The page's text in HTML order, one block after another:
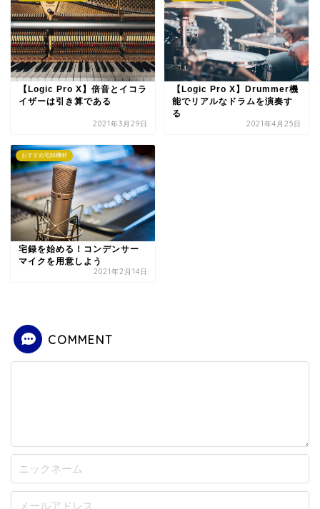
【Logic Pro X】倍音とイコラ
イザーは引き算である
2021年3月29日
【Logic Pro X】Drummer機
能でリアルなドラムを演奏す
る
2021年4月25日
おすすめ宅録機材
宅録を始める！コンデンサー
マイクを用意しよう
2021年2月14日
COMMENT